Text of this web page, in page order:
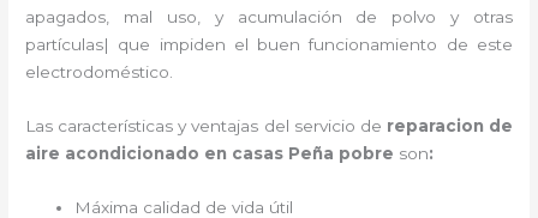
apagados, mal uso, y acumulación de polvo y otras
partículas| que impiden el buen funcionamiento de este
electrodoméstico.
Las características y ventajas del servicio de reparacion de
aire acondicionado en casas Peña pobre son:
Máxima calidad de vida útil